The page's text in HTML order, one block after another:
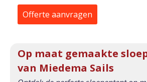
Offerte aanvragen
Op maat gemaakte
van Miedema Sails